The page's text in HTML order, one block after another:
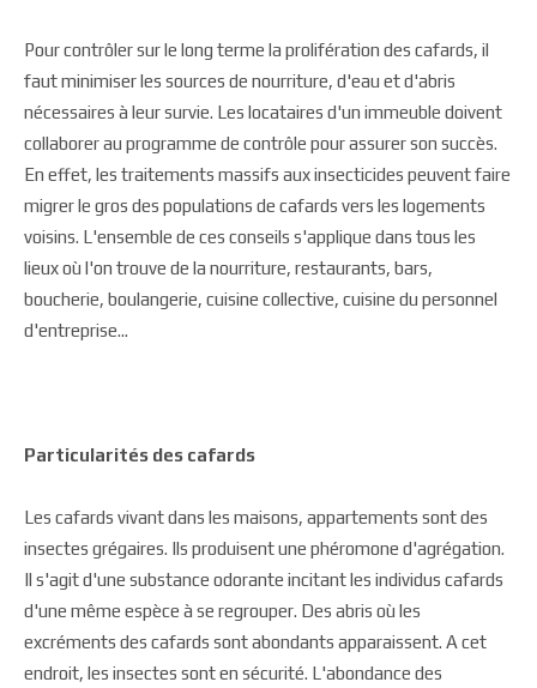
Pour contrôler sur le long terme la prolifération des cafards, il
faut minimiser les sources de nourriture, d'eau et d'abris
nécessaires à leur survie. Les locataires d'un immeuble doivent
collaborer au programme de contrôle pour assurer son succès.
En effet, les traitements massifs aux insecticides peuvent faire
migrer le gros des populations de cafards vers les logements
voisins. L'ensemble de ces conseils s'applique dans tous les
lieux où l'on trouve de la nourriture, restaurants, bars,
boucherie, boulangerie, cuisine collective, cuisine du personnel
d'entreprise...
Particularités des cafards
Les cafards vivant dans les maisons, appartements sont des
insectes grégaires. Ils produisent une phéromone d'agrégation.
Il s'agit d'une substance odorante incitant les individus cafards
d'une même espèce à se regrouper. Des abris où les
excréments des cafards sont abondants apparaissent. A cet
endroit, les insectes sont en sécurité. L'abondance des